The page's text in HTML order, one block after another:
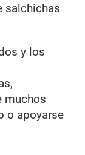
salchichas
​​y los
muchos
o apoyarse